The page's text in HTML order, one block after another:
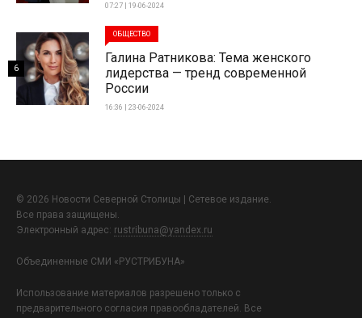
07:27 | 19-06-2024
ОБЩЕСТВО
Галина Ратникова: Тема женского
лидерства — тренд современной
России
16:36 | 23-06-2024
6
© 2026 Новости Северной Столицы | Сетевое издание.
Все права защищены.
Электронный адрес: rustribuna@yandex.ru
Объединенные СМИ «РУСТРИБУНА»
Использование материалов разрешено только с
предварительного согласия правообладателей. Все